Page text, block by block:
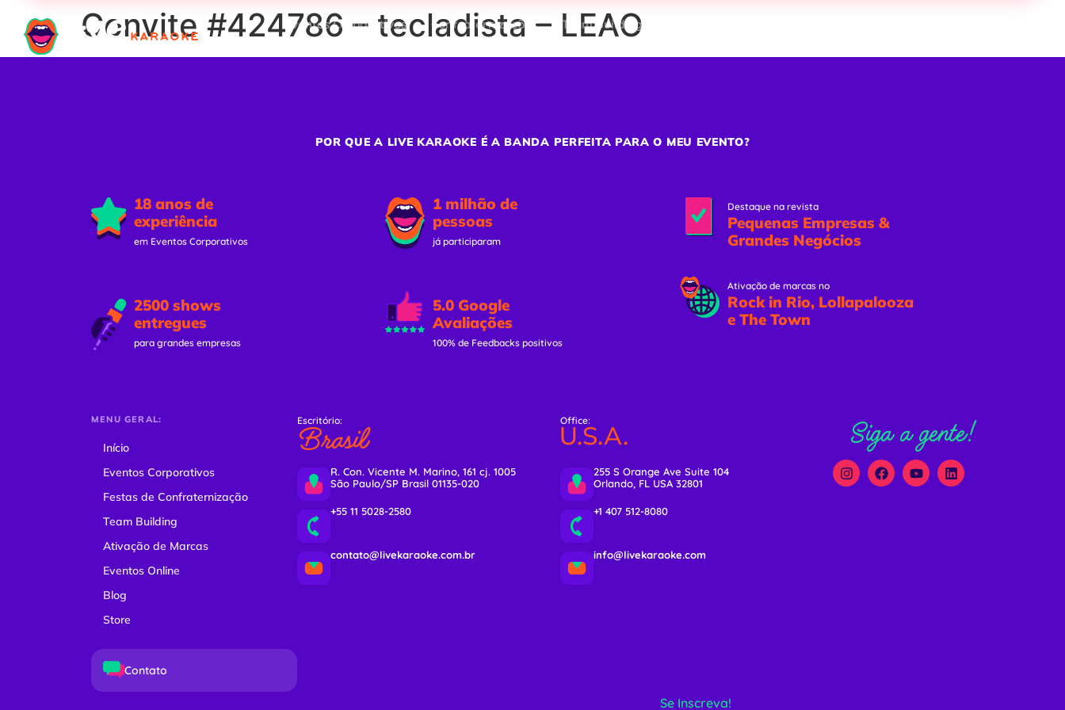
Eventos Corporativos Confraternizações Team Building
Convite #424786 – tecladista – LEAO
POR QUE A LIVE KARAOKE É A BANDA PERFEITA PARA O MEU EVENTO?
18 anos de
experiência
em Eventos Corporativos
2500 shows
entregues
para grandes empresas
1 milhão de
pessoas
já participaram
5.0 Google
Avaliações
100% de Feedbacks positivos
Destaque na revista
Pequenas Empresas &
Grandes Negócios
Ativação de marcas no
Rock in Rio, Lollapalooza
e The Town
MENU GERAL:
Início
Eventos Corporativos
Festas de Confraternização
Team Building
Ativação de Marcas
Eventos Online
Blog
Store
Contato
Escritório:
Brasil
R. Con. Vicente M. Marino, 161 cj. 1005
São Paulo/SP Brasil 01135-020
+55 11 5028-2580
contato@livekaraoke.com.br
Office:
U.S.A.
255 S Orange Ave Suite 104
Orlando, FL USA 32801
+1 407 512-8080
info@livekaraoke.com
Siga a gente!
Se Inscreva!